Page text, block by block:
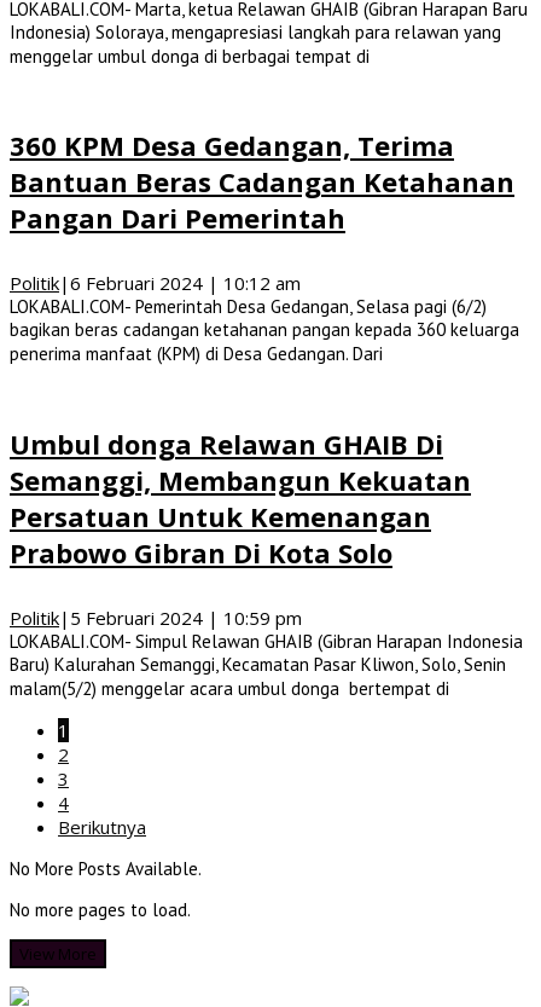
LOKABALI.COM- Marta, ketua Relawan GHAIB (Gibran Harapan Baru
Indonesia) Soloraya, mengapresiasi langkah para relawan yang
menggelar umbul donga di berbagai tempat di
360 KPM Desa Gedangan, Terima
Bantuan Beras Cadangan Ketahanan
Pangan Dari Pemerintah
Politik| 6 Februari 2024 | 10:12 am
LOKABALI.COM- Pemerintah Desa Gedangan, Selasa pagi (6/2)
bagikan beras cadangan ketahanan pangan kepada 360 keluarga
penerima manfaat (KPM) di Desa Gedangan. Dari
Umbul donga Relawan GHAIB Di
Semanggi, Membangun Kekuatan
Persatuan Untuk Kemenangan
Prabowo Gibran Di Kota Solo
Politik| 5 Februari 2024 | 10:59 pm
LOKABALI.COM- Simpul Relawan GHAIB (Gibran Harapan Indonesia
Baru) Kalurahan Semanggi, Kecamatan Pasar Kliwon, Solo, Senin
malam(5/2) menggelar acara umbul donga bertempat di
1
2
3
4
Berikutnya
No More Posts Available.
No more pages to load.
View More